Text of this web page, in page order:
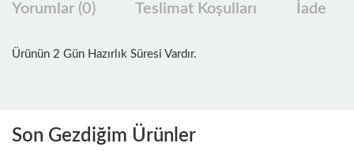
Yorumlar (0) Teslimat Koşulları İade
Ürünün 2 Gün Hazırlık Süresi Vardır.
Son Gezdiğim Ürünler